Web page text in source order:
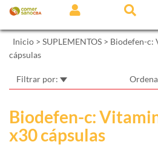
Inicio > SUPLEMENTOS > Biodefen-c:
cápsulas
Filtrar por:
Biodefen-c:
x30 cápsulas